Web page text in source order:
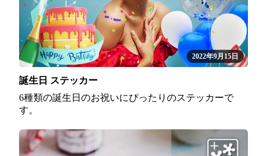
2022年9月15日
誕生日 ステッカー
6種類の誕生日のお祝いにぴったりのステッカーで
す。